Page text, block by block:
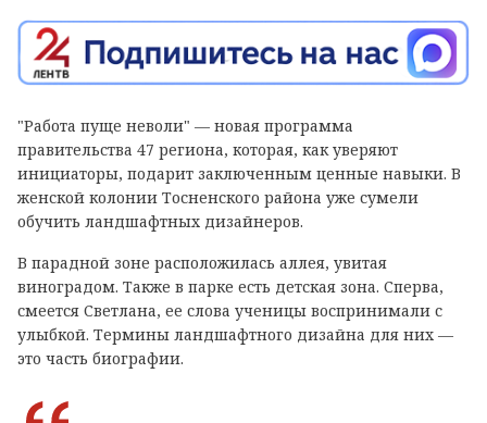
"Работа пуще неволи" — новая программа
правительства 47 региона, которая, как уверяют
инициаторы, подарит заключенным ценные навыки. В
женской колонии Тосненского района уже сумели
обучить ландшафтных дизайнеров.
В парадной зоне расположилась аллея, увитая
виноградом. Также в парке есть детская зона. Сперва,
смеется Светлана, ее слова ученицы воспринимали с
улыбкой. Термины ландшафтного дизайна для них —
это часть биографии.